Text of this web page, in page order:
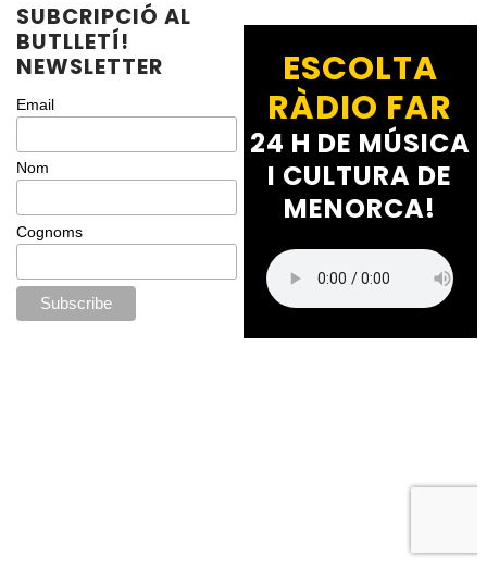
SUBCRIPCIÓ AL
BUTLLETÍ!
NEWSLETTER
Email
Nom
Cognoms
ESCOLTA
RÀDIO FAR
24 H DE MÚSICA
I CULTURA DE
MENORCA!